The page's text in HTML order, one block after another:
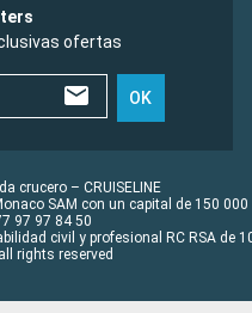
ofertas
OK
crucero – CRUISELINE
SAM con un capital de 150 000
97 97 84 50
civil y profesional RC RSA de
rights reserved